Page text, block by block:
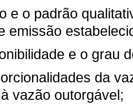
e o padrão
emissão
e o grau
da
vazão outorgável;